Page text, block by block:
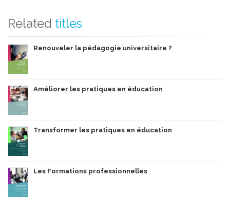
Related titles
Renouveler la pédagogie universitaire ?
Améliorer les pratiques en éducation
Transformer les pratiques en éducation
Les Formations professionnelles